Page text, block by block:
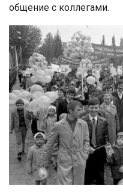
общение с коллегами.